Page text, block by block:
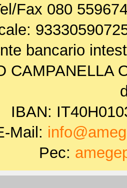
Fax 080
bancario
CAMPANELLA
IBAN:
Mail:
Pec: